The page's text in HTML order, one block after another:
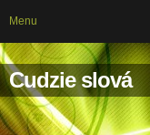
Cudzie slová
Menu